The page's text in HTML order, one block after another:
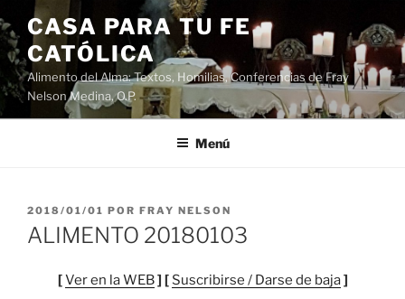
Saltar
al
contenido
CASA PARA TU FE
CATÓLICA
Alimento del Alma: Textos, Homilias, Conferencias de Fray
Nelson Medina, O.P.
Menú
PUBLICADO
EL
2018/01/01 POR FRAY NELSON
ALIMENTO 20180103
[Ver en la WEB] [ Suscribirse / Darse de baja]